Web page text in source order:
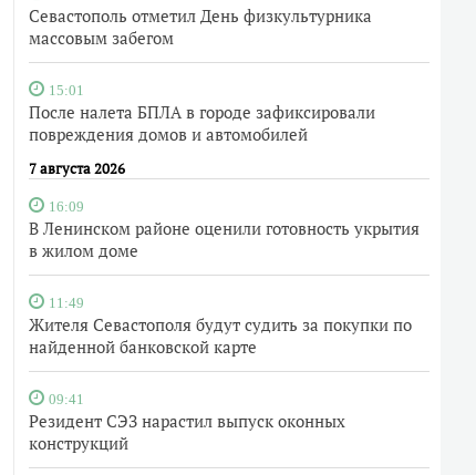
Севастополь отметил День физкультурника
массовым забегом
15:01
После налета БПЛА в городе зафиксировали
повреждения домов и автомобилей
7 августа 2026
16:09
В Ленинском районе оценили готовность укрытия
в жилом доме
11:49
Жителя Севастополя будут судить за покупки по
найденной банковской карте
09:41
Резидент СЭЗ нарастил выпуск оконных
конструкций